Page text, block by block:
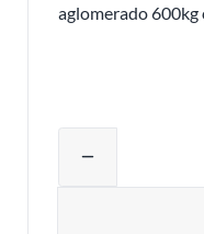
aglomerado 600kg
remove